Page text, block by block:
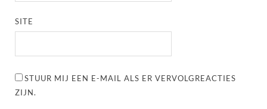
SITE
STUUR MIJ EEN E-MAIL ALS ER VERVOLGREACTIES
ZIJN.